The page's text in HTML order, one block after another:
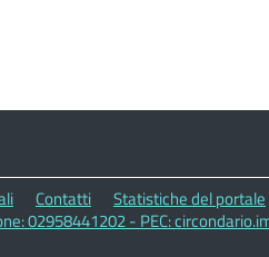
Contatti Statistiche del portale
02958441202 - PEC: